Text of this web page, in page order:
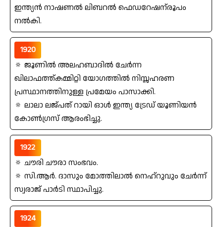
ഇന്ത്യന്‍ നാഷണല്‍ ലിബറല്‍ ഫെഡറേഷന്‌രൂപം
നല്‍കി.
1920
🔅 ജൂണില്‍ അലഹബാദില്‍ ചേര്‍ന്ന
ഖിലാഫത്ത്‌കമ്മിറ്റി യോഗത്തില്‍ നിസ്സഹരണ
പ്രസ്ഥാനത്തിനുള്ള പ്രമേയം പാസാക്കി.
🔅 ലാലാ ലജ്പത്‌ റായി ഓൾ ഇന്ത്യ ട്രേഡ്‌ യൂണിയന്‍
കോണ്‍ഗ്രസ്‌ ആരംഭിച്ചു.
1922
🔅 ചൗരി ചൗരാ സംഭവം.
🔅 സി.ആര്‍. ദാസും മോത്തിലാല്‍ നെഹ്റുവും ചേര്‍ന്ന്‌
സ്വരാജ്‌ പാര്‍ടി സ്ഥാപിച്ചു.
1924